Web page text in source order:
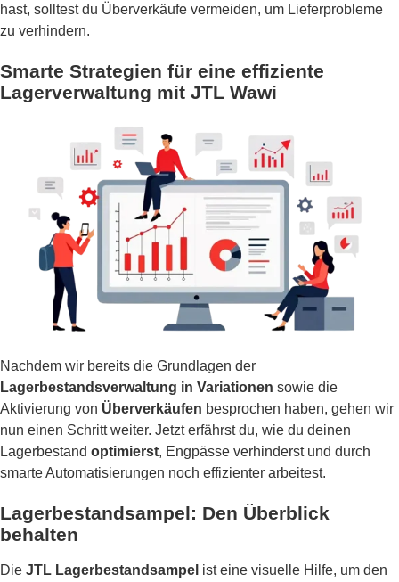
hast, solltest du Überverkäufe vermeiden, um Lieferprobleme
zu verhindern.
Smarte Strategien für eine effiziente
Lagerverwaltung mit JTL Wawi
Nachdem wir bereits die Grundlagen der
Lagerbestandsverwaltung in Variationen sowie die
Aktivierung von Überverkäufen besprochen haben, gehen wir
nun einen Schritt weiter. Jetzt erfährst du, wie du deinen
Lagerbestand optimierst, Engpässe verhinderst und durch
smarte Automatisierungen noch effizienter arbeitest.
Lagerbestandsampel: Den Überblick
behalten
Die JTL Lagerbestandsampel ist eine visuelle Hilfe, um den